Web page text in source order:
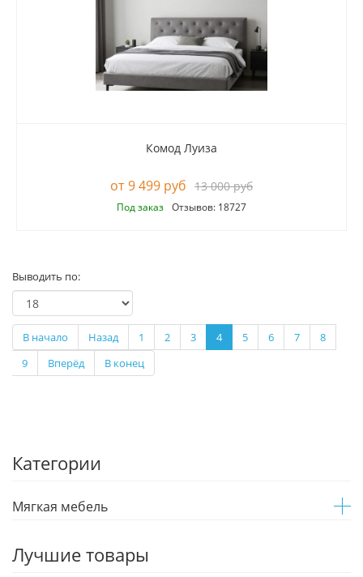
Комод Луиза
9 499 руб 13 000 руб
Под заказ Отзывов: 18727
Выводить по:
В начало Назад 1 2 3 4 5 6 7
8
9
Вперёд В конец
Категории
Мягкая мебель
Лучшие товары